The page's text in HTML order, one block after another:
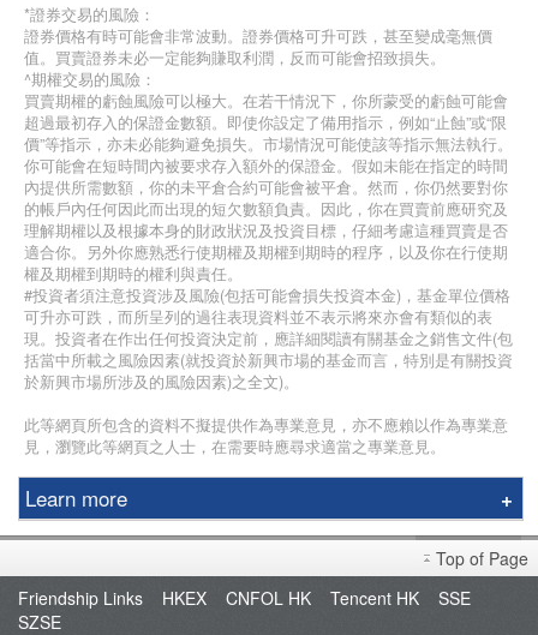
*證券交易的風險：
證券價格有時可能會非常波動。證券價格可升可跌，甚至變成毫無價
值。買賣證券未必一定能夠賺取利潤，反而可能會招致損失。
^期權交易的風險：
買賣期權的虧蝕風險可以極大。在若干情況下，你所蒙受的虧蝕可能會
超過最初存入的保證金數額。即使你設定了備用指示，例如“止蝕”或“限
價”等指示，亦未必能夠避免損失。市場情況可能使該等指示無法執行。
你可能會在短時間內被要求存入額外的保證金。假如未能在指定的時間
內提供所需數額，你的未平倉合約可能會被平倉。然而，你仍然要對你
的帳戶內任何因此而出現的短欠數額負責。因此，你在買賣前應研究及
理解期權以及根據本身的財政狀況及投資目標，仔細考慮這種買賣是否
適合你。另外你應熟悉行使期權及期權到期時的程序，以及你在行使期
權及期權到期時的權利與責任。
#投資者須注意投資涉及風險(包括可能會損失投資本金)，基金單位價格
可升亦可跌，而所呈列的過往表現資料並不表示將來亦會有類似的表
現。投資者在作出任何投資決定前，應詳細閱讀有關基金之銷售文件(包
括當中所載之風險因素(就投資於新興市場的基金而言，特別是有關投資
於新興市場所涉及的風險因素)之全文)。
此等網頁所包含的資料不擬提供作為專業意見，亦不應賴以作為專業意
見，瀏覽此等網頁之人士，在需要時應尋求適當之專業意見。
Learn more
Education Center
Course & Seminar
Speaker
Top of Page
Friendship Links
HKEX CNFOL HK Tencent HK
SSE
SZSE